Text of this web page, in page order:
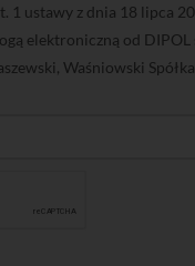
1 ustawy z dnia 18 lipca
elektroniczną od DIPOL
Waśniowski